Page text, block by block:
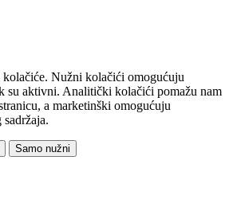
Nužni kolačići omogućuju
su aktivni. Analitički kolačići pomažu nam
a marketinški omogućuju
Samo nužni